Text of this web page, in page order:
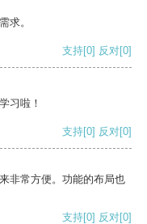
求。
支持[0] 反对[0]
习啦！
支持[0] 反对[0]
非常方便。功能的布局也
支持[0] 反对[0]